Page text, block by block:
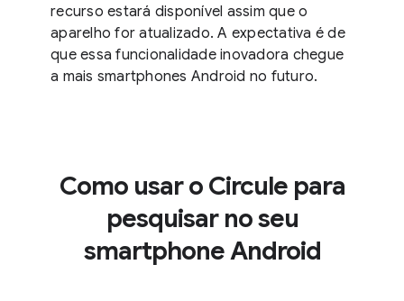
recurso estará disponível assim que o
aparelho for atualizado. A expectativa é de
que essa funcionalidade inovadora chegue
a mais smartphones Android no futuro.
Como usar o Circule para
pesquisar no seu
smartphone Android